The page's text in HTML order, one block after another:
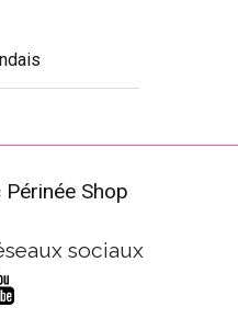
Shop
sociaux